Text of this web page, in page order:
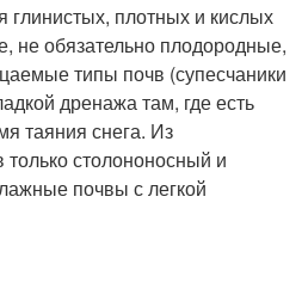
плотных и кислых
не обязательно плодородные,
типы почв (супесчаники
дренажа там, где есть
таяния снега. Из
столононосный и
почвы с легкой